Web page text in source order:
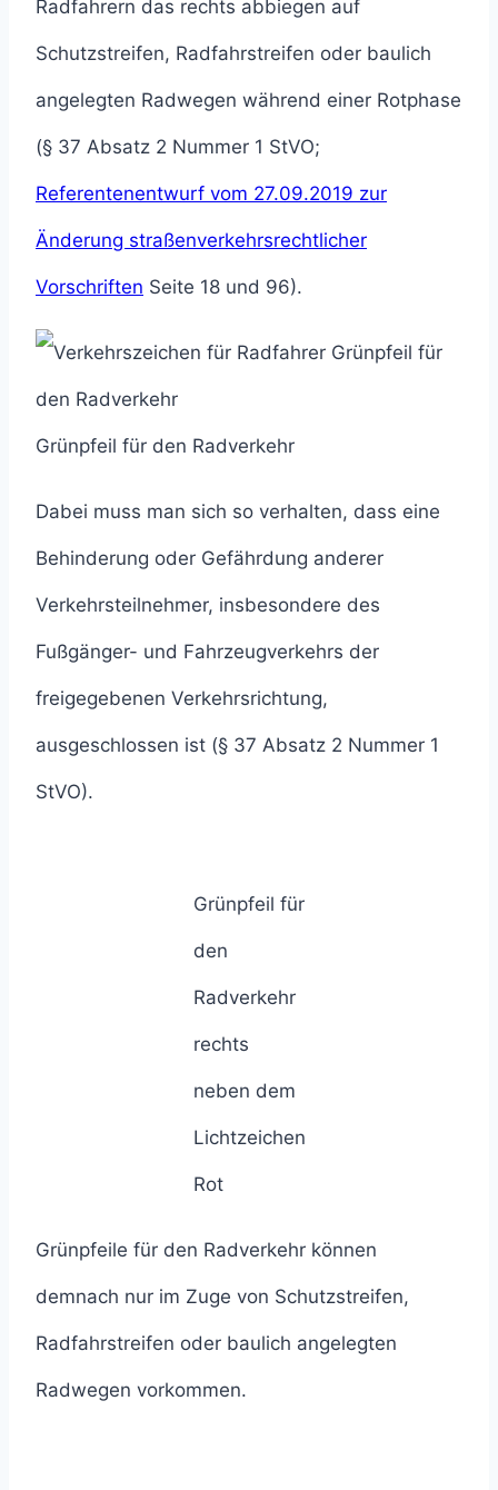
Radfahrern das rechts abbiegen auf
Schutzstreifen, Radfahrstreifen oder baulich
angelegten Radwegen während einer Rotphase
(§ 37 Absatz 2 Nummer 1 StVO;
Referentenentwurf vom 27.09.2019 zur
Änderung straßenverkehrsrechtlicher
Vorschriften Seite 18 und 96).
Grünpfeil für den Radverkehr
Dabei muss man sich so verhalten, dass eine
Behinderung oder Gefährdung anderer
Verkehrsteilnehmer, insbesondere des
Fußgänger- und Fahrzeugverkehrs der
freigegebenen Verkehrsrichtung,
ausgeschlossen ist (§ 37 Absatz 2 Nummer 1
StVO).
Grünpfeil für
den
Radverkehr
rechts
neben dem
Lichtzeichen
Rot
Grünpfeile für den Radverkehr können
demnach nur im Zuge von Schutzstreifen,
Radfahrstreifen oder baulich angelegten
Radwegen vorkommen.